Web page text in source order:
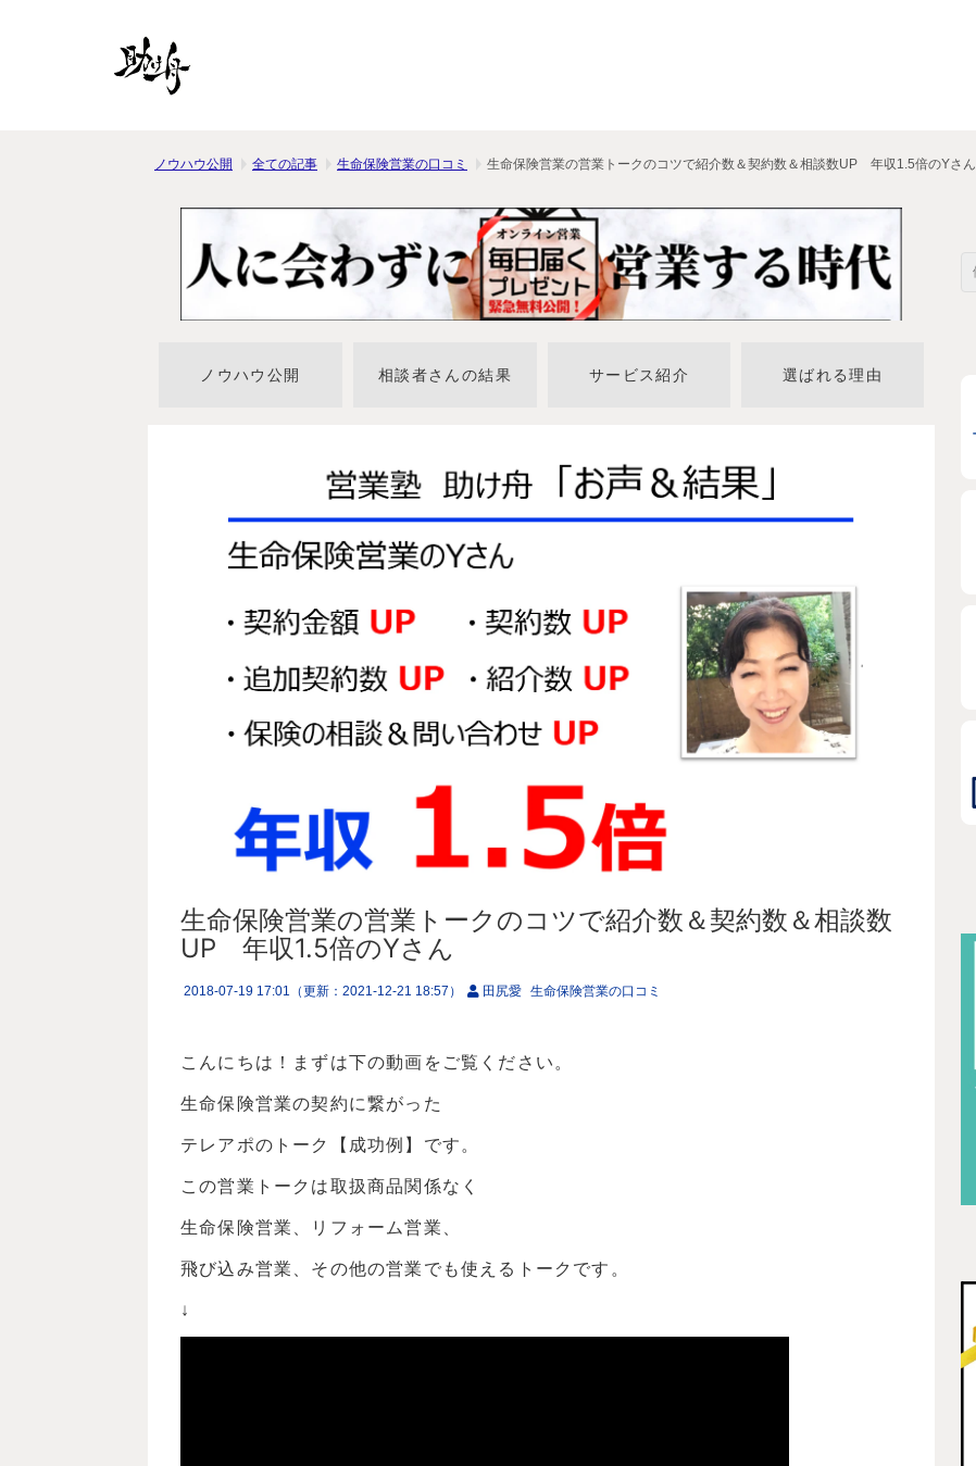
ノウハウ公開 全ての記事 生命保険営業の口コミ 生命保険営業の営業トークのコツで紹介数＆契約数＆相談数UP 年収1.5倍のYさん
ノウハウ公開 相談者さんの結果 サービス紹介 選ばれる理由
生命保険営業の営業トークのコツで紹介数＆契約数＆相談数
UP 年収1.5倍のYさん
2018-07-19 17:01 （更新： 2021-12-21 18:57 ） 田尻愛 生命保険営業の口コミ
こんにちは！まずは下の動画をご覧ください。
生命保険営業の契約に繋がった
テレアポのトーク【成功例】です。
この営業トークは取扱商品関係なく
生命保険営業、リフォーム営業、
飛び込み営業、その他の営業でも使えるトークです。
↓